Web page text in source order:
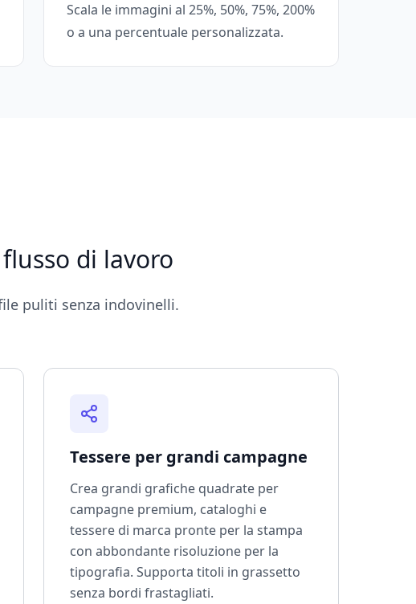
Scala le immagini al 25%, 50%, 75%, 200%
o a una percentuale personalizzata.
di lavoro
puliti senza indovinelli.
Tessere per grandi campagne
Crea grandi grafiche quadrate per
campagne premium, cataloghi e
tessere di marca pronte per la stampa
con abbondante risoluzione per la
tipografia. Supporta titoli in grassetto
senza bordi frastagliati.